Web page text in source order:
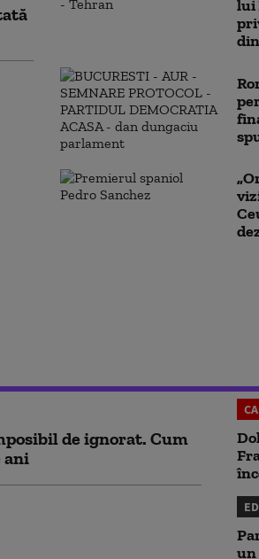
lui
de ignorat. Cum
ani
un